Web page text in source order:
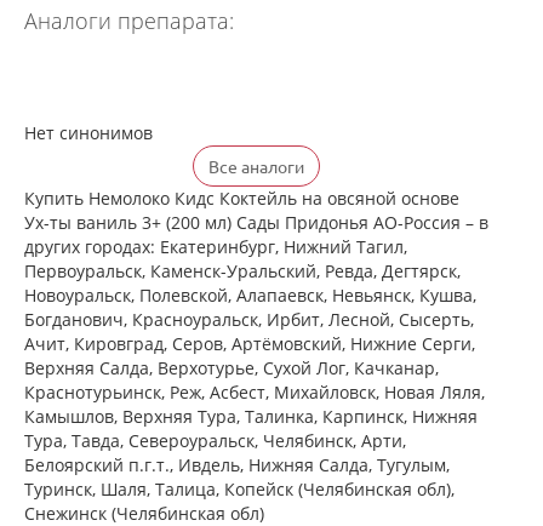
Аналоги препарата:
Нет синонимов
Все аналоги
Купить Немолоко Кидс Коктейль на овсяной основе
Ух-ты ваниль 3+ (200 мл) Сады Придонья АО-Россия – в
других городах: Екатеринбург, Нижний Тагил,
Первоуральск, Каменск-Уральский, Ревда, Дегтярск,
Новоуральск, Полевской, Алапаевск, Невьянск, Кушва,
Богданович, Красноуральск, Ирбит, Лесной, Сысерть,
Ачит, Кировград, Серов, Артёмовский, Нижние Cерги,
Верхняя Салда, Верхотурье, Сухой Лог, Качканар,
Краснотурьинск, Реж, Асбест, Михайловск, Новая Ляля,
Камышлов, Верхняя Тура, Талинка, Карпинск, Нижняя
Тура, Тавда, Североуральск, Челябинск, Арти,
Белоярский п.г.т., Ивдель, Нижняя Салда, Тугулым,
Туринск, Шаля, Талица, Копейск (Челябинская обл),
Снежинск (Челябинская обл)